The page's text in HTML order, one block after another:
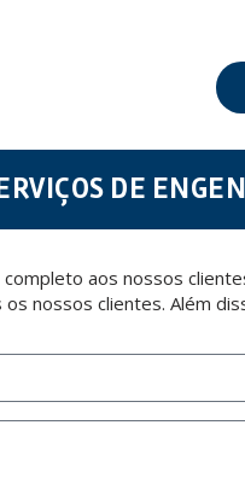
confidentiality and shall comply with
and opposition under the
DE
aos nossos
nossos clientes. Além